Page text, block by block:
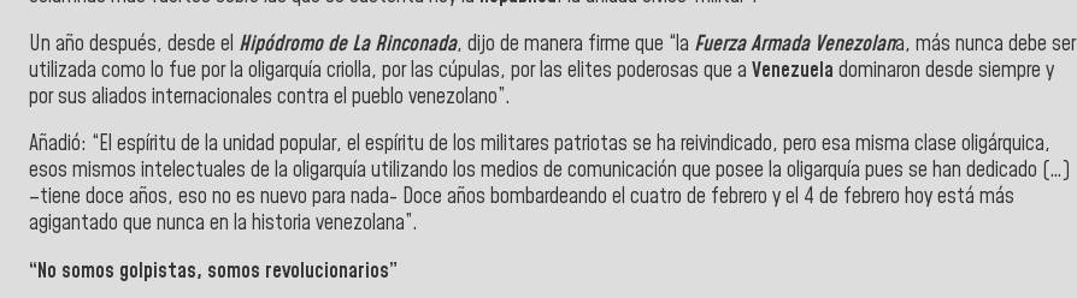
Un año después, desde el Hipódromo de La Rinconada, dijo de manera firme que “la Fuerza Armada Venezolana, más nunca debe ser
utilizada como lo fue por la oligarquía criolla, por las cúpulas, por las elites poderosas que a Venezuela dominaron desde siempre y
por sus aliados internacionales contra el pueblo venezolano”.
Añadió: “El espíritu de la unidad popular, el espíritu de los militares patriotas se ha reivindicado, pero esa misma clase oligárquica,
esos mismos intelectuales de la oligarquía utilizando los medios de comunicación que posee la oligarquía pues se han dedicado (…)
–tiene doce años, eso no es nuevo para nada- Doce años bombardeando el cuatro de febrero y el 4 de febrero hoy está más
agigantado que nunca en la historia venezolana”.
“No somos golpistas, somos revolucionarios”